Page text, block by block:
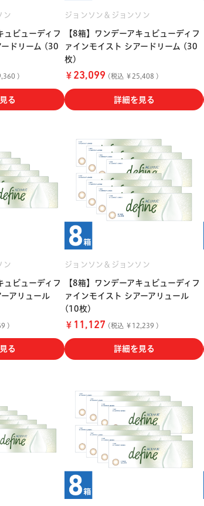
ン
ュビューディフ
ドリーム (30
)
る
ジョンソン＆ジョンソン
【8箱】ワンデーアキュビューディフ
ァインモイスト シアードリーム (30
枚)
￥ 23,099 (税込 ￥25,408 )
詳細を見る
ン
ュビューディフ
アリュール
)
る
ジョンソン＆ジョンソン
【8箱】ワンデーアキュビューディフ
ァインモイスト シアーアリュール
(10枚)
￥ 11,127 (税込 ￥12,239 )
詳細を見る